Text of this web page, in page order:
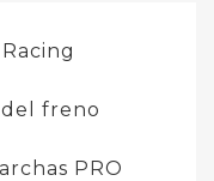
freno
PRO